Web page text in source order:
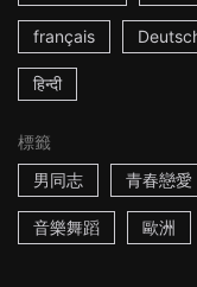
français
हिन्दी
標籤
男同志
青春戀愛
音樂舞蹈 歐洲